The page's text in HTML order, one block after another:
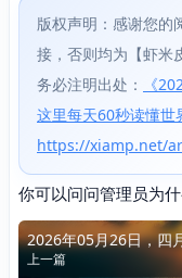
版权声明：感谢您的
接，否则均为【虾米
务必注明出处：
《
这里每天60秒读懂世
https://xiamp.net/
你可以问问管理员为
2026年05月26日，四
界！
上一篇